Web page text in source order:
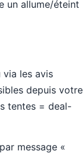
un allume/éteint
via les avis
depuis votre
tentes = deal-
message «